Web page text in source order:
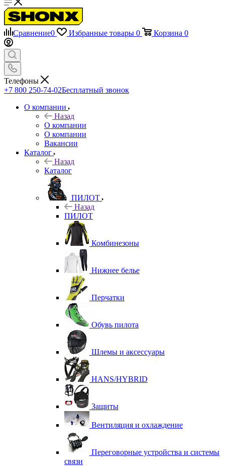
Сравнение0 Избранные товары 0 Корзина 0
Телефоны
+7 800 250-74-02Бесплатный звонок
О компании
Назад
О компании
О компании
Вакансии
Каталог
Назад
Каталог
ПИЛОТ
Назад
ПИЛОТ
Комбинезоны
Нижнее белье
Перчатки
Обувь пилота
Шлемы и аксессуары
HANS/HYBRID
Защиты
Вентиляция и охлаждение
Переговорные устройства и системы
связи